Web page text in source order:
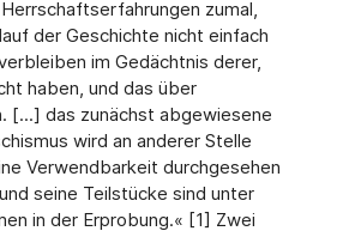
zumal,
der Geschichte nicht einfach
im Gedächtnis derer,
haben, und das über
[...] das zunächst abgewiesene
wird an anderer Stelle
Verwendbarkeit durchgesehen
seine Teilstücke sind unter
in der Erprobung.« [1] Zwei